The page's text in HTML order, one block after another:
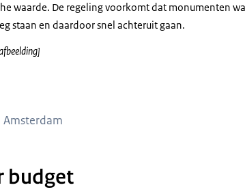
waarde. De regeling voorkomt dat monumenten
staan en daardoor snel achteruit gaan.
Gemaal de Lijnden te Amsterdam met op de voorgrond
Amsterdam
budget